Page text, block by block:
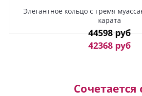
Элегантное кольцо с тремя
карата
44598 руб
42368 руб
Сочетается